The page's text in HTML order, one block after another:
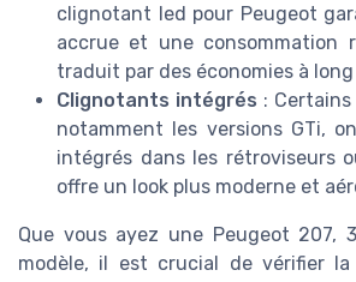
clignotant led pour Peugeot
accrue et une consommation
traduit par des économies à
Clignotants intégrés :
notamment les versions GTi,
intégrés dans les rétroviseurs
offre un look plus moderne et
Que vous ayez une Peugeot 207,
modèle, il est crucial de vérifier la